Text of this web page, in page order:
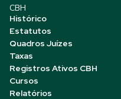
CBH
Histórico
Estatutos
Quadros Juízes
Taxas
Registros Ativos CBH
Cursos
Relatórios